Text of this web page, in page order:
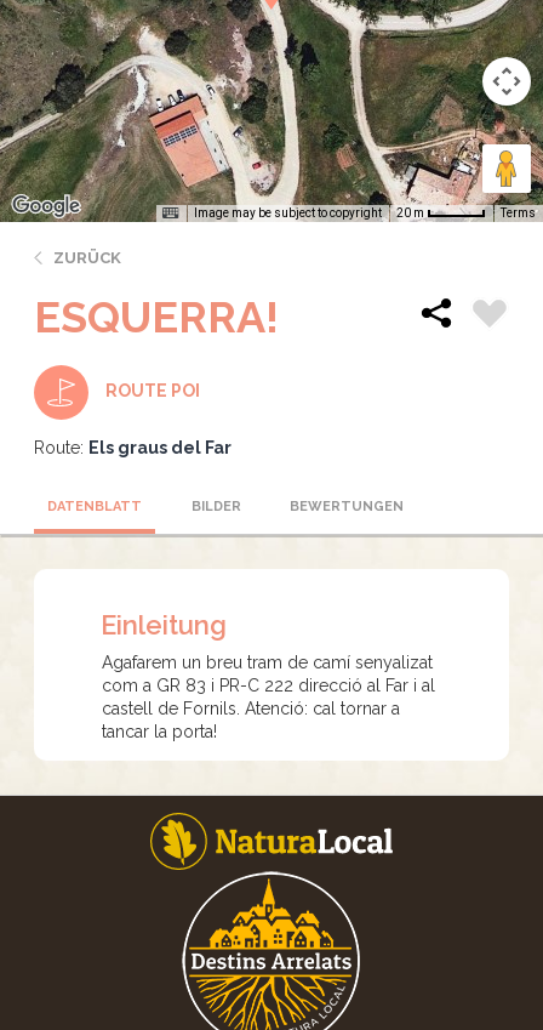
Image may be subject to copyright 20 m Terms
ZURÜCK
ESQUERRA!
ROUTE POI
Route: Els graus del Far
DATENBLATT BILDER BEWERTUNGEN
Einleitung
Agafarem un breu tram de camí senyalizat
com a GR 83 i PR-C 222 direcció al Far i al
castell de Fornils. Atenció: cal tornar a
tancar la porta!